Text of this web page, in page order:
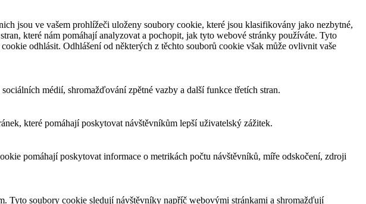
jsou ve vašem prohlížeči uloženy soubory cookie, které jsou klasifikovány jako nezbytné,
které nám pomáhají analyzovat a pochopit, jak tyto webové stránky používáte. Tyto
odhlásit. Odhlášení od některých z těchto souborů cookie však může ovlivnit vaše
médií, shromažďování zpětné vazby a další funkce třetích stran.
které pomáhají poskytovat návštěvníkům lepší uživatelský zážitek.
pomáhají poskytovat informace o metrikách počtu návštěvníků, míře odskočení, zdroji
Tyto soubory cookie sledují návštěvníky napříč webovými stránkami a shromažďují